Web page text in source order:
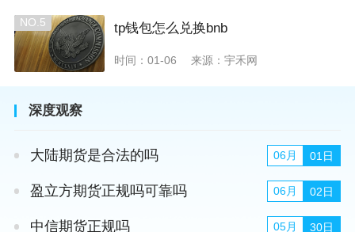
NO.5 tp钱包怎么兑换bnb
时间：01-06 来源：宇禾网
深度观察
大陆期货是合法的吗 06月 01日
盈立方期货正规吗可靠吗 06月 02日
中信期货正规吗 05月 30日